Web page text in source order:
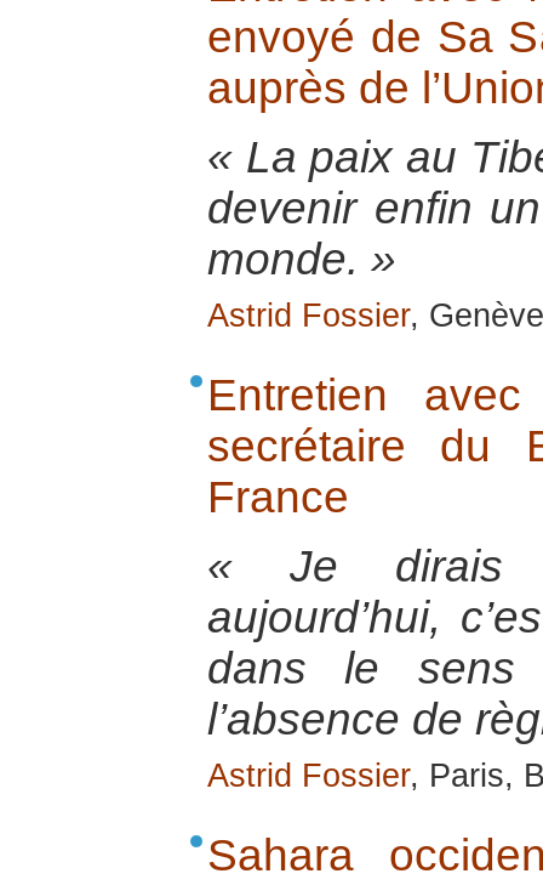
envoyé de Sa
auprès de
« La paix au
devenir enfin
monde. »
Astrid Fossier,
Entretien
secrétaire du
France
« Je dirais
aujourd’hui,
dans le sens
l’absence de
Astrid Fossier, Paris,
Sahara